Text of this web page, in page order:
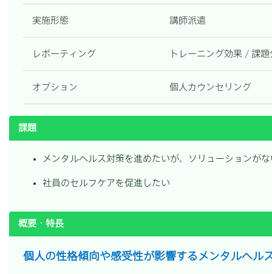
実施形態 講師派遣
レポーティング トレーニング効果 / 課
オプション 個人カウンセリング
課題
メンタルヘルス対策を進めたいが、ソリューションがな
社員のセルフケアを促進したい
概要・特長
個人の性格傾向や感受性が影響するメンタルヘル